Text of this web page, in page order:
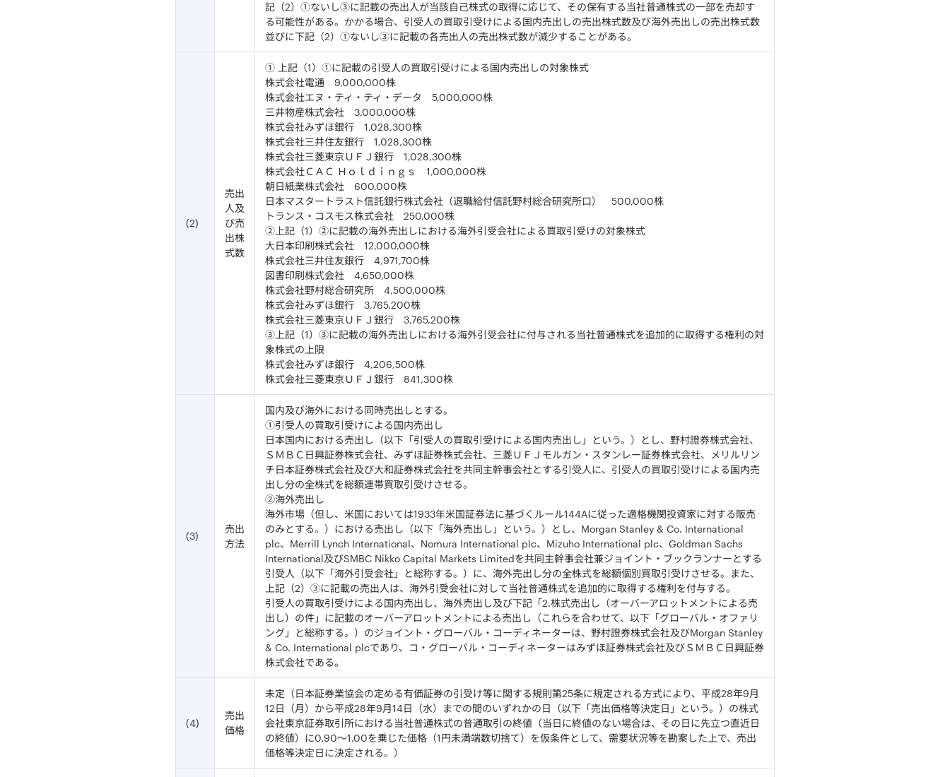
記（2）①ないし③に記載の売出人が当該自己株式の取得に応じて、その保有する当社普通株式の一部を売却す
る可能性がある。かかる場合、引受人の買取引受けによる国内売出しの売出株式数及び海外売出しの売出株式数
並びに下記（2）①ないし③に記載の各売出人の売出株式数が減少することがある。
(2)
売出
人及
び売
出株
式数
① 上記（1）①に記載の引受人の買取引受けによる国内売出しの対象株式
株式会社電通 9,000,000株
株式会社エヌ・ティ・ティ・データ 5,000,000株
三井物産株式会社 3,000,000株
株式会社みずほ銀行 1,028,300株
株式会社三井住友銀行 1,028,300株
株式会社三菱東京ＵＦＪ銀行 1,028,300株
株式会社ＣＡＣ Ｈｏｌｄｉｎｇｓ 1,000,000株
朝日紙業株式会社 600,000株
日本マスタートラスト信託銀行株式会社（退職給付信託野村総合研究所口） 500,000株
トランス・コスモス株式会社 250,000株
②上記（1）②に記載の海外売出しにおける海外引受会社による買取引受けの対象株式
大日本印刷株式会社 12,000,000株
株式会社三井住友銀行 4,971,700株
図書印刷株式会社 4,650,000株
株式会社野村総合研究所 4,500,000株
株式会社みずほ銀行 3,765,200株
株式会社三菱東京ＵＦＪ銀行 3,765,200株
③上記（1）③に記載の海外売出しにおける海外引受会社に付与される当社普通株式を追加的に取得する権利の対
象株式の上限
株式会社みずほ銀行 4,206,500株
株式会社三菱東京ＵＦＪ銀行 841,300株
(3)
売出
方法
国内及び海外における同時売出しとする。
①引受人の買取引受けによる国内売出し
日本国内における売出し（以下「引受人の買取引受けによる国内売出し」という。）とし、野村證券株式会社、
ＳＭＢＣ日興証券株式会社、みずほ証券株式会社、三菱ＵＦＪモルガン・スタンレー証券株式会社、メリルリン
チ日本証券株式会社及び大和証券株式会社を共同主幹事会社とする引受人に、引受人の買取引受けによる国内売
出し分の全株式を総額連帯買取引受けさせる。
②海外売出し
海外市場（但し、米国においては1933年米国証券法に基づくルール144Aに従った適格機関投資家に対する販売
のみとする。）における売出し（以下「海外売出し」という。）とし、Morgan Stanley & Co. International
plc、Merrill Lynch International、Nomura International plc、Mizuho International plc、Goldman Sachs
International及びSMBC Nikko Capital Markets Limitedを共同主幹事会社兼ジョイント・ブックランナーとする
引受人（以下「海外引受会社」と総称する。）に、海外売出し分の全株式を総額個別買取引受けさせる。また、
上記（2）③に記載の売出人は、海外引受会社に対して当社普通株式を追加的に取得する権利を付与する。
引受人の買取引受けによる国内売出し、海外売出し及び下記「2.株式売出し（オーバーアロットメントによる売
出し）の件」に記載のオーバーアロットメントによる売出し（これらを合わせて、以下「グローバル・オファリ
ング」と総称する。）のジョイント・グローバル・コーディネーターは、野村證券株式会社及びMorgan Stanley
& Co. International plcであり、コ・グローバル・コーディネーターはみずほ証券株式会社及びＳＭＢＣ日興証券
株式会社である。
(4)
売出
価格
未定（日本証券業協会の定める有価証券の引受け等に関する規則第25条に規定される方式により、平成28年9月
12日（月）から平成28年9月14日（水）までの間のいずれかの日（以下「売出価格等決定日」という。）の株式
会社東京証券取引所における当社普通株式の普通取引の終値（当日に終値のない場合は、その日に先立つ直近日
の終値）に0.90～1.00を乗じた価格（1円未満端数切捨て）を仮条件として、需要状況等を勘案した上で、売出
価格等決定日に決定される。）